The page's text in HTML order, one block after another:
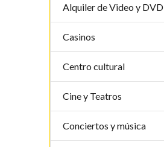
Alquiler de Video y DVD
Casinos
Centro cultural
Cine y Teatros
Conciertos y música